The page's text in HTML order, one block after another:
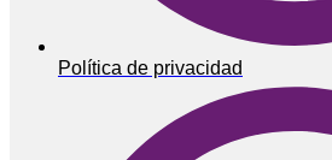
Política de privacidad